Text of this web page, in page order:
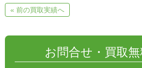
e
n
e
b
k
t
t
« 前の買取実績へ
お問合せ・買取